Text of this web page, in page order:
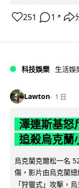
251 1 ↗
科技娛樂 生活娛
Lawton 1 日
澤連斯基怒
追殺烏克蘭
烏克蘭克爾松一名
傷，影片由烏克蘭
「狩獵式」攻擊，